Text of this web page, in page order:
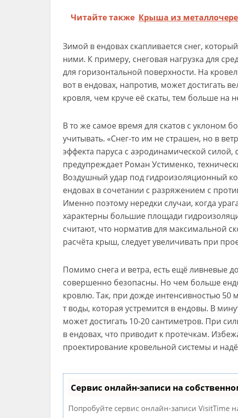
Читайте также Крыша из
Зимой в ендовах скапливается снег,
ними. К примеру, снеговая нагрузка для
для горизонтальной поверхности. На
вот в ендовах, напротив, может достигать
кровля, чем круче её скаты, тем больше на
В то же самое время для скатов с уклоном
учитывать. «Снег-то им не страшен, но в
эффекта паруса с аэродинамической
предупреждает Роман Устименко,
Воздушный удар под гидроизоляционный
ендовах в сочетании с разряжением с
Именно поэтому нередки случаи, когда
характерны большие площади
считают, что норматив для максимальной
расчёта крыш, следует увеличивать при
Помимо снега и ветра, есть ещё ливневые
совершенно безопасны. Но чем больше
кровлю. Так, при дожде интенсивностью
т воды, которая устремится в ендовы. В
может достигать 10-20 сантиметров. При
в ендовах, что приводит к протечкам.
проектирование кровельной системы и
Сервис онлайн-записи на
Попробуйте сервис онлайн-записи VisitTime